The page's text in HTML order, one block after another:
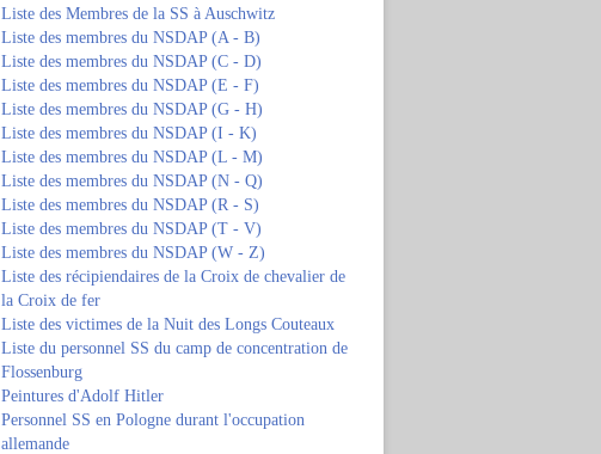
Liste des Membres de la SS à Auschwitz
Liste des membres du NSDAP (A - B)
Liste des membres du NSDAP (C - D)
Liste des membres du NSDAP (E - F)
Liste des membres du NSDAP (G - H)
Liste des membres du NSDAP (I - K)
Liste des membres du NSDAP (L - M)
Liste des membres du NSDAP (N - Q)
Liste des membres du NSDAP (R - S)
Liste des membres du NSDAP (T - V)
Liste des membres du NSDAP (W - Z)
Liste des récipiendaires de la Croix de chevalier de
la Croix de fer
Liste des victimes de la Nuit des Longs Couteaux
Liste du personnel SS du camp de concentration de
Flossenburg
Peintures d'Adolf Hitler
Personnel SS en Pologne durant l'occupation
allemande